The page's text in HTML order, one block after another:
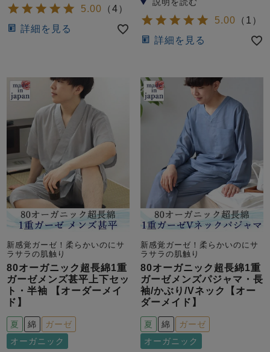
春
夏 秋
売れ筋ランキング
- Item Ranking -
新着商品
- New Arrival -
すべての生地一覧はこちら
作務衣
ーブ
上着単品
ズボン単品
すべてのキッ
ズ
パジャマ
ガールズ長袖 ガールズ半袖 ワンピース
ガールズ前開
き
ガールズかぶ
り
ボーイズ長袖
5.00 （4）
詳細を見る
5.00 （ 1 ）
詳細を見る
新感覚ガーゼ！柔らかいのにサ
ラサラの肌触り
80オーガニック超長綿1重
ガーゼメンズ甚平上下セッ
ト・半袖 【オーダーメイ
ド】
夏 綿
ガーゼ
オーガニック
新感覚ガーゼ！柔らかいのにサ
ラサラの肌触り
80オーガニック超長綿1重
ガーゼメンズパジャマ・長
袖/かぶり/Vネック【オー
ダーメイド】
夏 綿
ガーゼ
オーガニック